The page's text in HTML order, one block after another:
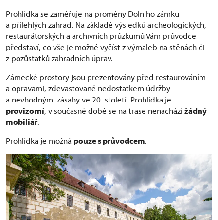
Prohlídka se zaměřuje na proměny Dolního zámku
a přilehlých zahrad. Na základě výsledků archeologických,
restaurátorských a archivních průzkumů Vám průvodce
představí, co vše je možné vyčíst z výmaleb na stěnách či
z pozůstatků zahradních úprav.
Zámecké prostory jsou prezentovány před restaurováním
a opravami, zdevastované nedostatkem údržby
a nevhodnými zásahy ve 20. století. Prohlídka je
provizorní, v současné době se na trase nenacházížádný
mobiliář.
Prohlídka je možná pouze s průvodcem.